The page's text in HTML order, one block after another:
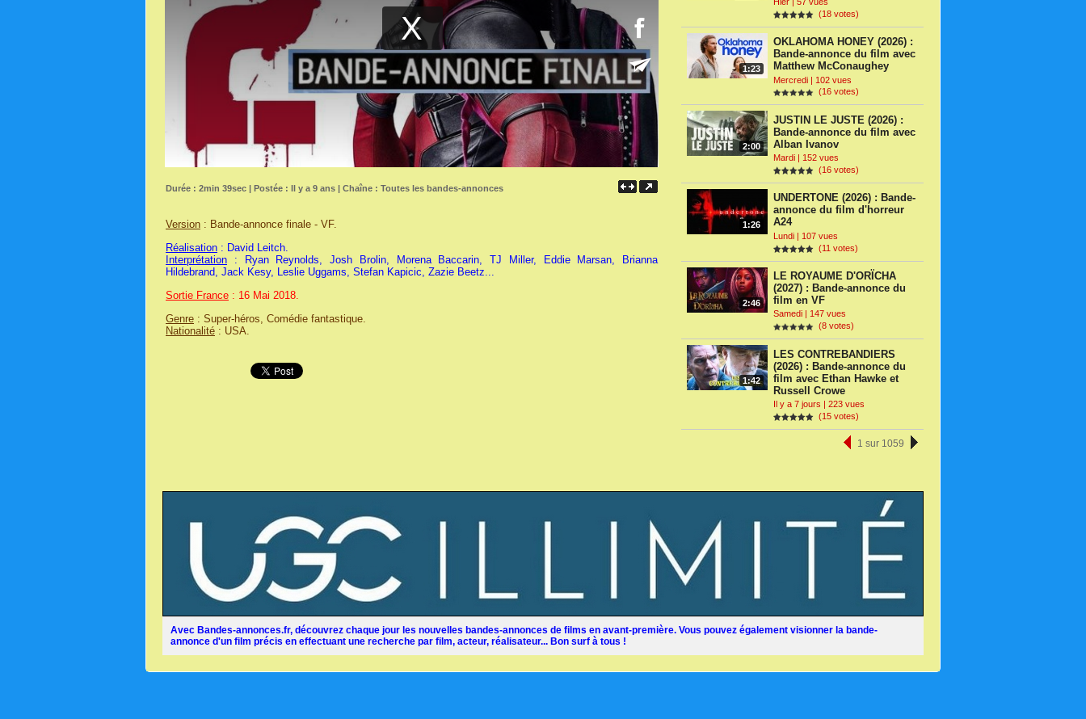
(18 votes)
1:23
OKLAHOMA HONEY (2026) :
Bande-annonce du film avec
Matthew McConaughey
Mercredi | 102 vues
(16 votes)
2:00
JUSTIN LE JUSTE (2026) :
Bande-annonce du film avec
Alban Ivanov
Mardi | 152 vues
(16 votes)
1:26
UNDERTONE (2026) : Bande-
annonce du film d'horreur
A24
Lundi | 107 vues
(11 votes)
2:46
LE ROYAUME D'ORÏCHA
(2027) : Bande-annonce du
film en VF
Samedi | 147 vues
(8 votes)
1:42
LES CONTREBANDIERS
(2026) : Bande-annonce du
film avec Ethan Hawke et
Russell Crowe
Il y a 7 jours | 223 vues
(15 votes)
1 sur 1059
Durée : 2min 39sec | Postée : Il y a 9 ans | Chaîne : Toutes les bandes-annonces
Version : Bande-annonce finale - VF.
Réalisation : David Leitch.
Interprétation : Ryan Reynolds, Josh Brolin, Morena Baccarin, TJ Miller, Eddie Marsan, Brianna
Hildebrand, Jack Kesy, Leslie Uggams, Stefan Kapicic, Zazie Beetz...
Sortie France : 16 Mai 2018.
Genre : Super-héros, Comédie fantastique.
Nationalité : USA.
Avec Bandes-annonces.fr, découvrez chaque jour les nouvelles bandes-annonces de films en avant-première. Vous pouvez également visionner la bande-
annonce d'un film précis en effectuant une recherche par film, acteur, réalisateur... Bon surf à tous !